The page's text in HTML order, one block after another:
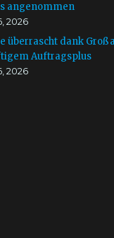
angenommen
2026
überrascht dank
Auftragsplus
2026